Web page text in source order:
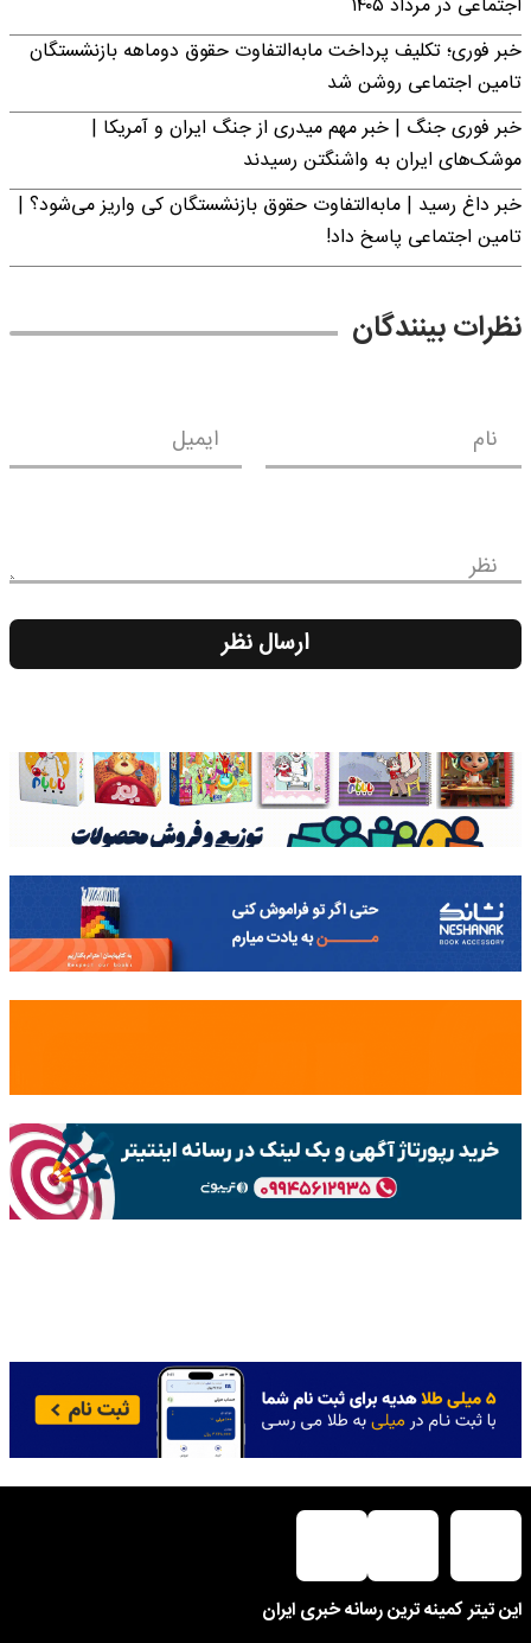
خبر فوری؛ تکلیف پرداخت مابه‌التفاوت حقوق دوماهه بازنشستگان
تامین اجتماعی روشن شد
خبر فوری جنگ | خبر مهم میدری از جنگ ایران و آمریکا |
موشک‌های ایران به واشنگتن رسیدند
خبر داغ رسید | مابه‌التفاوت حقوق بازنشستگان کی واریز می‌شود؟ |
تامین اجتماعی پاسخ داد!
نظرات بینندگان
نام ایمیل
نظر
ارسال نظر
این تیتر کمینه ترین رسانه خبری ایران